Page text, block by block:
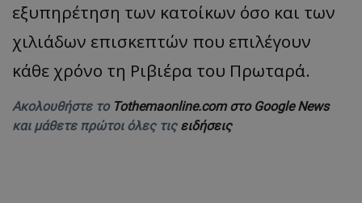
εξυπηρέτηση των κατοίκων όσο και των
χιλιάδων επισκεπτών που επιλέγουν
κάθε χρόνο τη Ριβιέρα του Πρωταρά.
Ακολουθήστε το Tothemaonline.com στο Google News
και μάθετε πρώτοι όλες τις ειδήσεις